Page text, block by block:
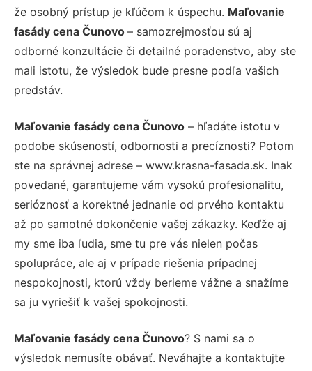
že osobný prístup je kľúčom k úspechu. Maľovanie
fasády cena Čunovo – samozrejmosťou sú aj
odborné konzultácie či detailné poradenstvo, aby ste
mali istotu, že výsledok bude presne podľa vašich
predstáv.
Maľovanie fasády cena Čunovo – hľadáte istotu v
podobe skúseností, odbornosti a precíznosti? Potom
ste na správnej adrese – www.krasna-fasada.sk. Inak
povedané, garantujeme vám vysokú profesionalitu,
serióznosť a korektné jednanie od prvého kontaktu
až po samotné dokončenie vašej zákazky. Keďže aj
my sme iba ľudia, sme tu pre vás nielen počas
spolupráce, ale aj v prípade riešenia prípadnej
nespokojnosti, ktorú vždy berieme vážne a snažíme
sa ju vyriešiť k vašej spokojnosti.
Maľovanie fasády cena Čunovo? S nami sa o
výsledok nemusíte obávať. Neváhajte a kontaktujte